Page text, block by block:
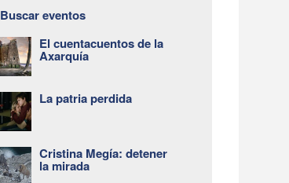
Buscar eventos
El cuentacuentos de la
Axarquía
La patria perdida
Cristina Megía: detener
la mirada